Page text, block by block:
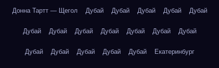
Донна Тартт — Щегол Дубай Дубай Дубай Дубай Дубай
Дубай Дубай Дубай Дубай Дубай Дубай Дубай
Дубай Дубай Дубай Дубай Дубай Екатеринбург